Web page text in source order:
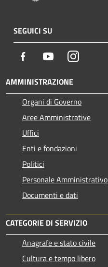
SEGUICI SU
Facebook YoutubeInstagram
AMMINISTRAZIONE
Organi di Governo
Aree Amministrative
Uffici
Enti e fondazioni
Politici
Personale Amministrativo
Documenti e dati
CATEGORIE DI SERVIZIO
Anagrafe e stato civile
Cultura e tempo libero